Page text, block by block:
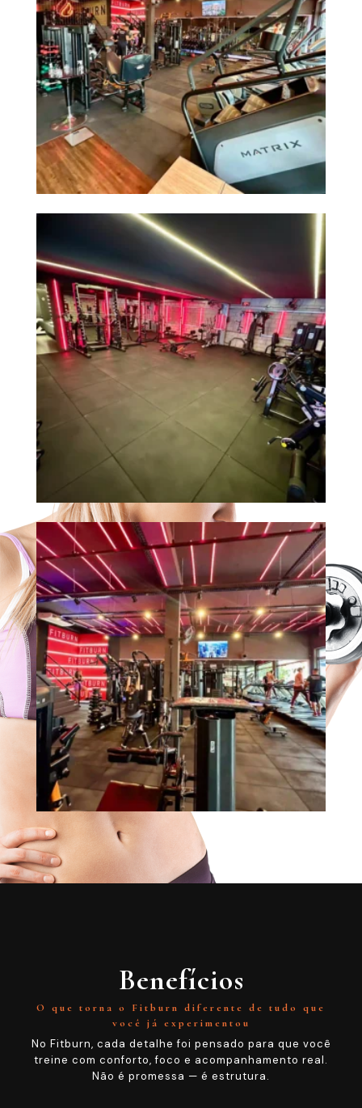
Benefícios
O que torna o Fitburn diferente de tudo que
você já experimentou
No Fitburn, cada detalhe foi pensado para que você
treine com conforto, foco e acompanhamento real.
Não é promessa — é estrutura.